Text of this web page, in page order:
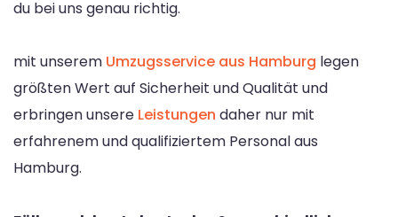
du bei uns genau richtig.
mit unserem Umzugsservice aus Hamburg legen
größten Wert auf Sicherheit und Qualität und
erbringen unsere Leistungen daher nur mit
erfahrenem und qualifiziertem Personal aus
Hamburg.